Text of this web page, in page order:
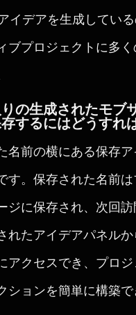
イデアを生成してい
ブプロジェクトに多
の生成されたモブ
するにはどうすれ
名前の横にある保存
す。保存された名前
ジに保存され、次回
れたアイデアパネル
アクセスでき、プロ
ションを簡単に構築で